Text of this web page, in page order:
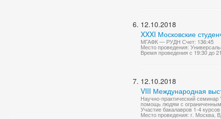
12.10.2018
XXXI Московские
МГАФК — РУДН Счет: 136:45
Место проведения:
Время проведения с 19:30 до
12.10.2018
VIII Международная
Научно-практический
помощь людям с
Участие бакалавров 1-4
Место проведения: г. Москва,